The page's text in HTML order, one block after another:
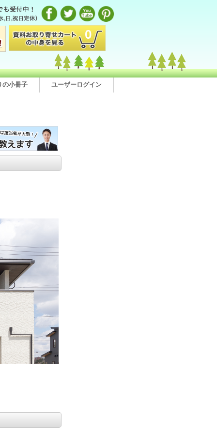
0
の小冊子 ユーザーログイン